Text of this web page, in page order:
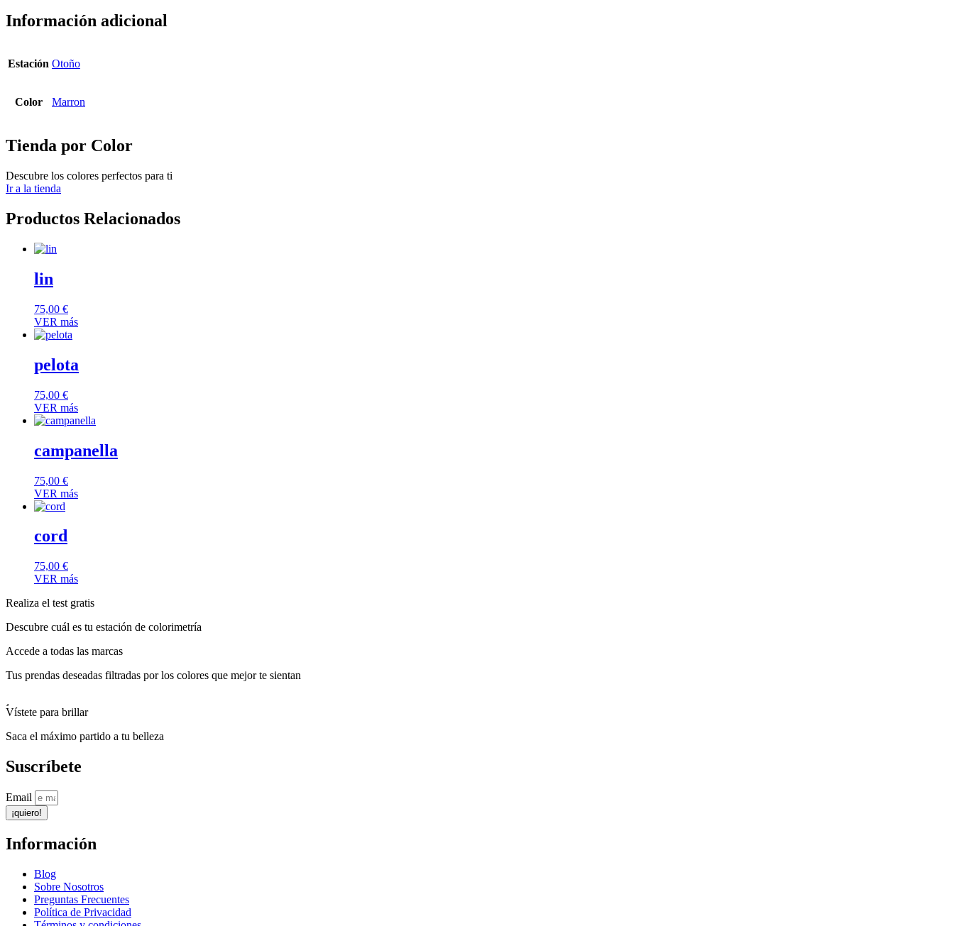
Información adicional
Estación Otoño
Color Marron
Tienda por Color
Descubre los colores perfectos para ti
Ir a la tienda
Productos Relacionados
lin
75,00 €
VER más
pelota
75,00 €
VER más
campanella
75,00 €
VER más
cord
75,00 €
VER más
Realiza el test gratis
Descubre cuál es tu estación de colorimetría
Accede a todas las marcas
Tus prendas deseadas filtradas por los colores que mejor te sientan
Vístete para brillar
Saca el máximo partido a tu belleza
Suscríbete
Email
¡quiero!
Información
Blog
Sobre Nosotros
Preguntas Frecuentes
Política de Privacidad